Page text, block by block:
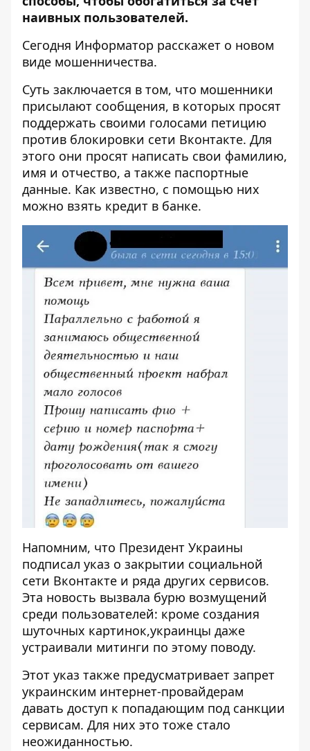
наивных пользователей.
Сегодня Информатор расскажет о новом
виде мошенничества.
Суть заключается в том, что мошенники
присылают сообщения, в которых просят
поддержать своими голосами петицию
против блокировки сети Вконтакте. Для
этого они просят написать свои фамилию,
имя и отчество, а также паспортные
данные. Как известно, с помощью них
можно взять кредит в банке.
Напомним, что Президент Украины
подписал указ о закрытии социальной
сети Вконтакте и ряда других сервисов.
Эта новость вызвала бурю возмущений
среди пользователей: кроме создания
шуточных картинок,украинцы даже
устраивали митинги по этому поводу.
Этот указ также предусматривает запрет
украинским интернет-провайдерам
давать доступ к попадающим под санкции
сервисам. Для них это тоже стало
неожиданностью.